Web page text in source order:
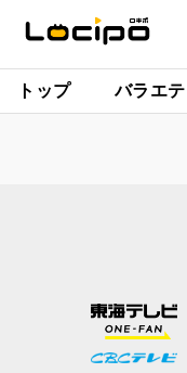
トップ バラエ